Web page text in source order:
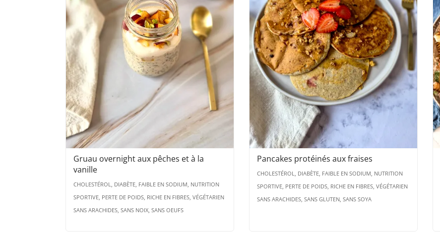
Gruau overnight aux pêches et à la
vanille
CHOLESTÉROL, DIABÈTE, FAIBLE EN SODIUM, NUTRITION
SPORTIVE, PERTE DE POIDS, RICHE EN FIBRES, VÉGÉTARIEN
SANS ARACHIDES, SANS NOIX, SANS OEUFS
Pancakes protéinés aux fraises
CHOLESTÉROL, DIABÈTE, FAIBLE EN SODIUM, NUTRITION
SPORTIVE, PERTE DE POIDS, RICHE EN FIBRES, VÉGÉTARIEN
SANS ARACHIDES, SANS GLUTEN, SANS SOYA